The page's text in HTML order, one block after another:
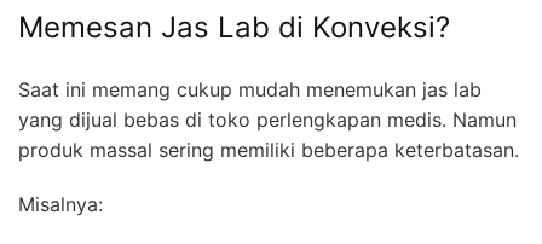
Memesan Jas Lab di Konveksi?
Saat ini memang cukup mudah menemukan jas lab
yang dijual bebas di toko perlengkapan medis. Namun
produk massal sering memiliki beberapa keterbatasan.
Misalnya: